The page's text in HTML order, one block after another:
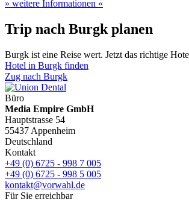
» weitere Informationen «
Trip nach Burgk planen
Burgk ist eine Reise wert. Jetzt das richtige
Hotel in Burgk finden
Zug nach Burgk
Büro
Media Empire GmbH
Hauptstrasse 54
55437 Appenheim
Deutschland
Kontakt
+49 (0) 6725 - 998 7 005
+49 (0) 6725 - 998 5 005
kontakt@vorwahl.de
Für Sie erreichbar